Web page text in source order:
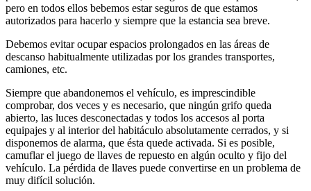
pero en todos ellos bebemos estar seguros de que estamos
autorizados para hacerlo y siempre que la estancia sea breve.
Debemos evitar ocupar espacios prolongados en las áreas de
descanso habitualmente utilizadas por los grandes transportes,
camiones, etc.
Siempre que abandonemos el vehículo, es imprescindible
comprobar, dos veces y es necesario, que ningún grifo queda
abierto, las luces desconectadas y todos los accesos al porta
equipajes y al interior del habitáculo absolutamente cerrados, y si
disponemos de alarma, que ésta quede activada. Si es posible,
camuflar el juego de llaves de repuesto en algún oculto y fijo del
vehículo. La pérdida de llaves puede convertirse en un problema de
muy difícil solución.